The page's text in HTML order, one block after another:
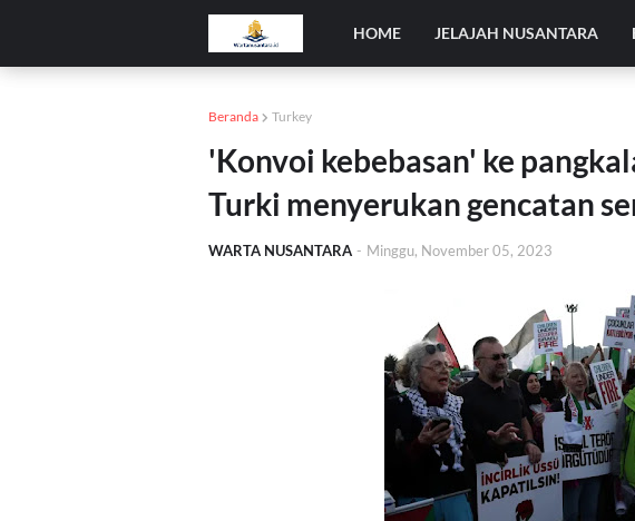
HOME JELAJAH NUSANTARA
Beranda Turkey
'Konvoi kebebasan' ke
Turki menyerukan gencatan
WARTA NUSANTARA - Minggu, November 05, 2023